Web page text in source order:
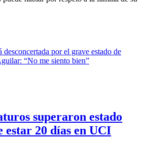
superaron estado
estar 20 días en UCI